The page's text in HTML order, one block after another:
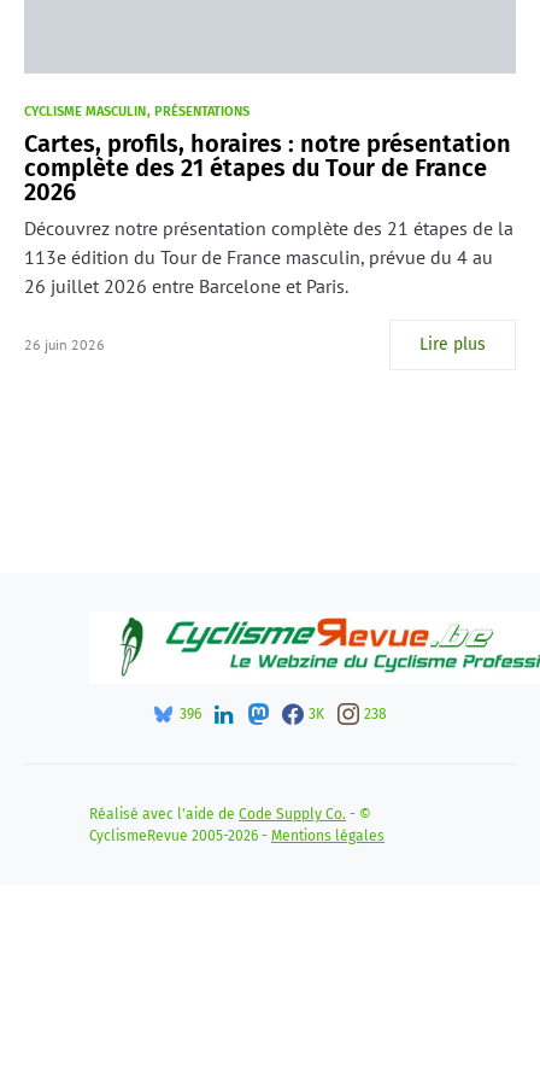
CYCLISME MASCULIN PRÉSENTATIONS
Cartes, profils, horaires : notre présentation
complète des 21 étapes du Tour de France
2026
Découvrez notre présentation complète des 21 étapes de la
113e édition du Tour de France masculin, prévue du 4 au
26 juillet 2026 entre Barcelone et Paris.
26 juin 2026 Lire plus
396 3K 238
Réalisé avec l'aide de Code Supply Co. - ©
CyclismeRevue 2005-2026 - Mentions légales